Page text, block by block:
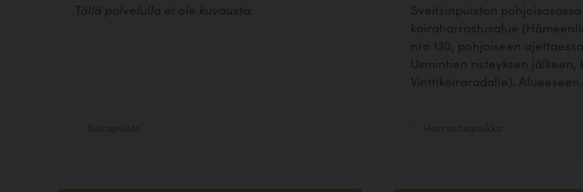
Tällä palvelulla ei ole kuvausta.
Sveitsinpuiston
koiraharrastusalue
nro 130, pohjoiseen
Usmintien risteyksen jälkeen,
Vinttikoiraradalle). Alueeseen...